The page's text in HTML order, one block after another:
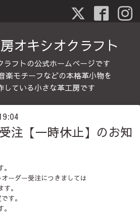
オキシオクラフト
ラフトの公式ホームページです
楽モチーフなどの本格革小物を
している小さな革工房です
注【一時休止】のお知
ーダー受注につきましては
。
す。